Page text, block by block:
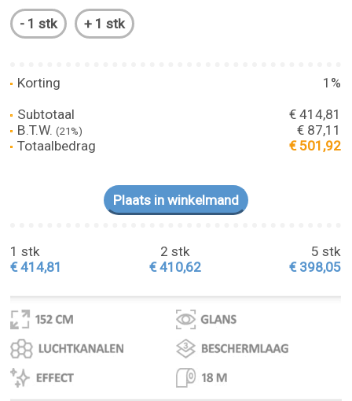
Korting
1%
Subtotaal
€ 414,81
B.T.W.(21%)
€ 87,11
Totaalbedrag
€ 501,92
1 stk
€ 414,81
2 stk
€ 410,62
5 stk
€ 398,05